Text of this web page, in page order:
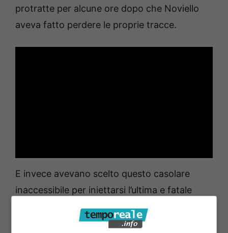
protratte per alcune ore dopo che Noviello
aveva fatto perdere le proprie tracce.
E invece avevano scelto questo casolare
inaccessibile per iniettarsi l’ultima e fatale
dose di eroina. L’esame autoptico esterno,
disposto dai Carabinieri della Stazione di Itri e